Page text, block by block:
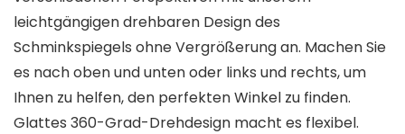
leichtgängigen drehbaren Design des
Schminkspiegels ohne Vergrößerung an. Machen Sie
es nach oben und unten oder links und rechts, um
Ihnen zu helfen, den perfekten Winkel zu finden.
Glattes 360-Grad-Drehdesign macht es flexibel.